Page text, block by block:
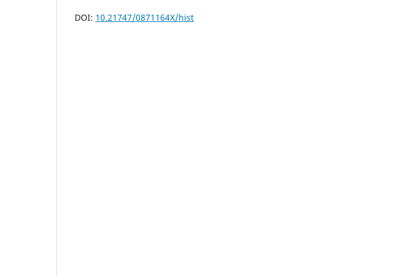
DOI: 10.21747/0871164X/hist